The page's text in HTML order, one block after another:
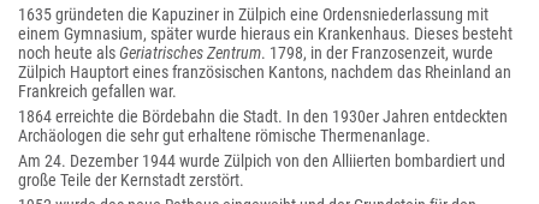
1635 gründeten die Kapuziner in Zülpich eine Ordensniederlassung mit
einem Gymnasium, später wurde hieraus ein Krankenhaus. Dieses besteht
noch heute alsGeriatrisches Zentrum. 1798, in der Franzosenzeit, wurde
Zülpich Hauptort eines französischen Kantons, nachdem das Rheinland an
Frankreich gefallen war.
1864 erreichte die Bördebahn die Stadt. In den 1930er Jahren entdeckten
Archäologen die sehr gut erhaltene römische Thermenanlage.
Am 24. Dezember 1944 wurde Zülpich von den Alliierten bombardiert und
große Teile der Kernstadt zerstört.